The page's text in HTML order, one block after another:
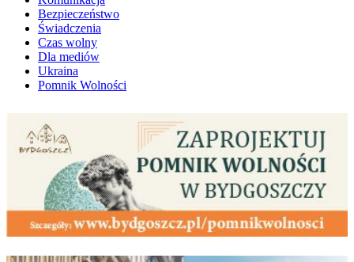
Bezpieczeństwo
Świadczenia
Czas wolny
Dla mediów
Ukraina
Pomnik Wolności